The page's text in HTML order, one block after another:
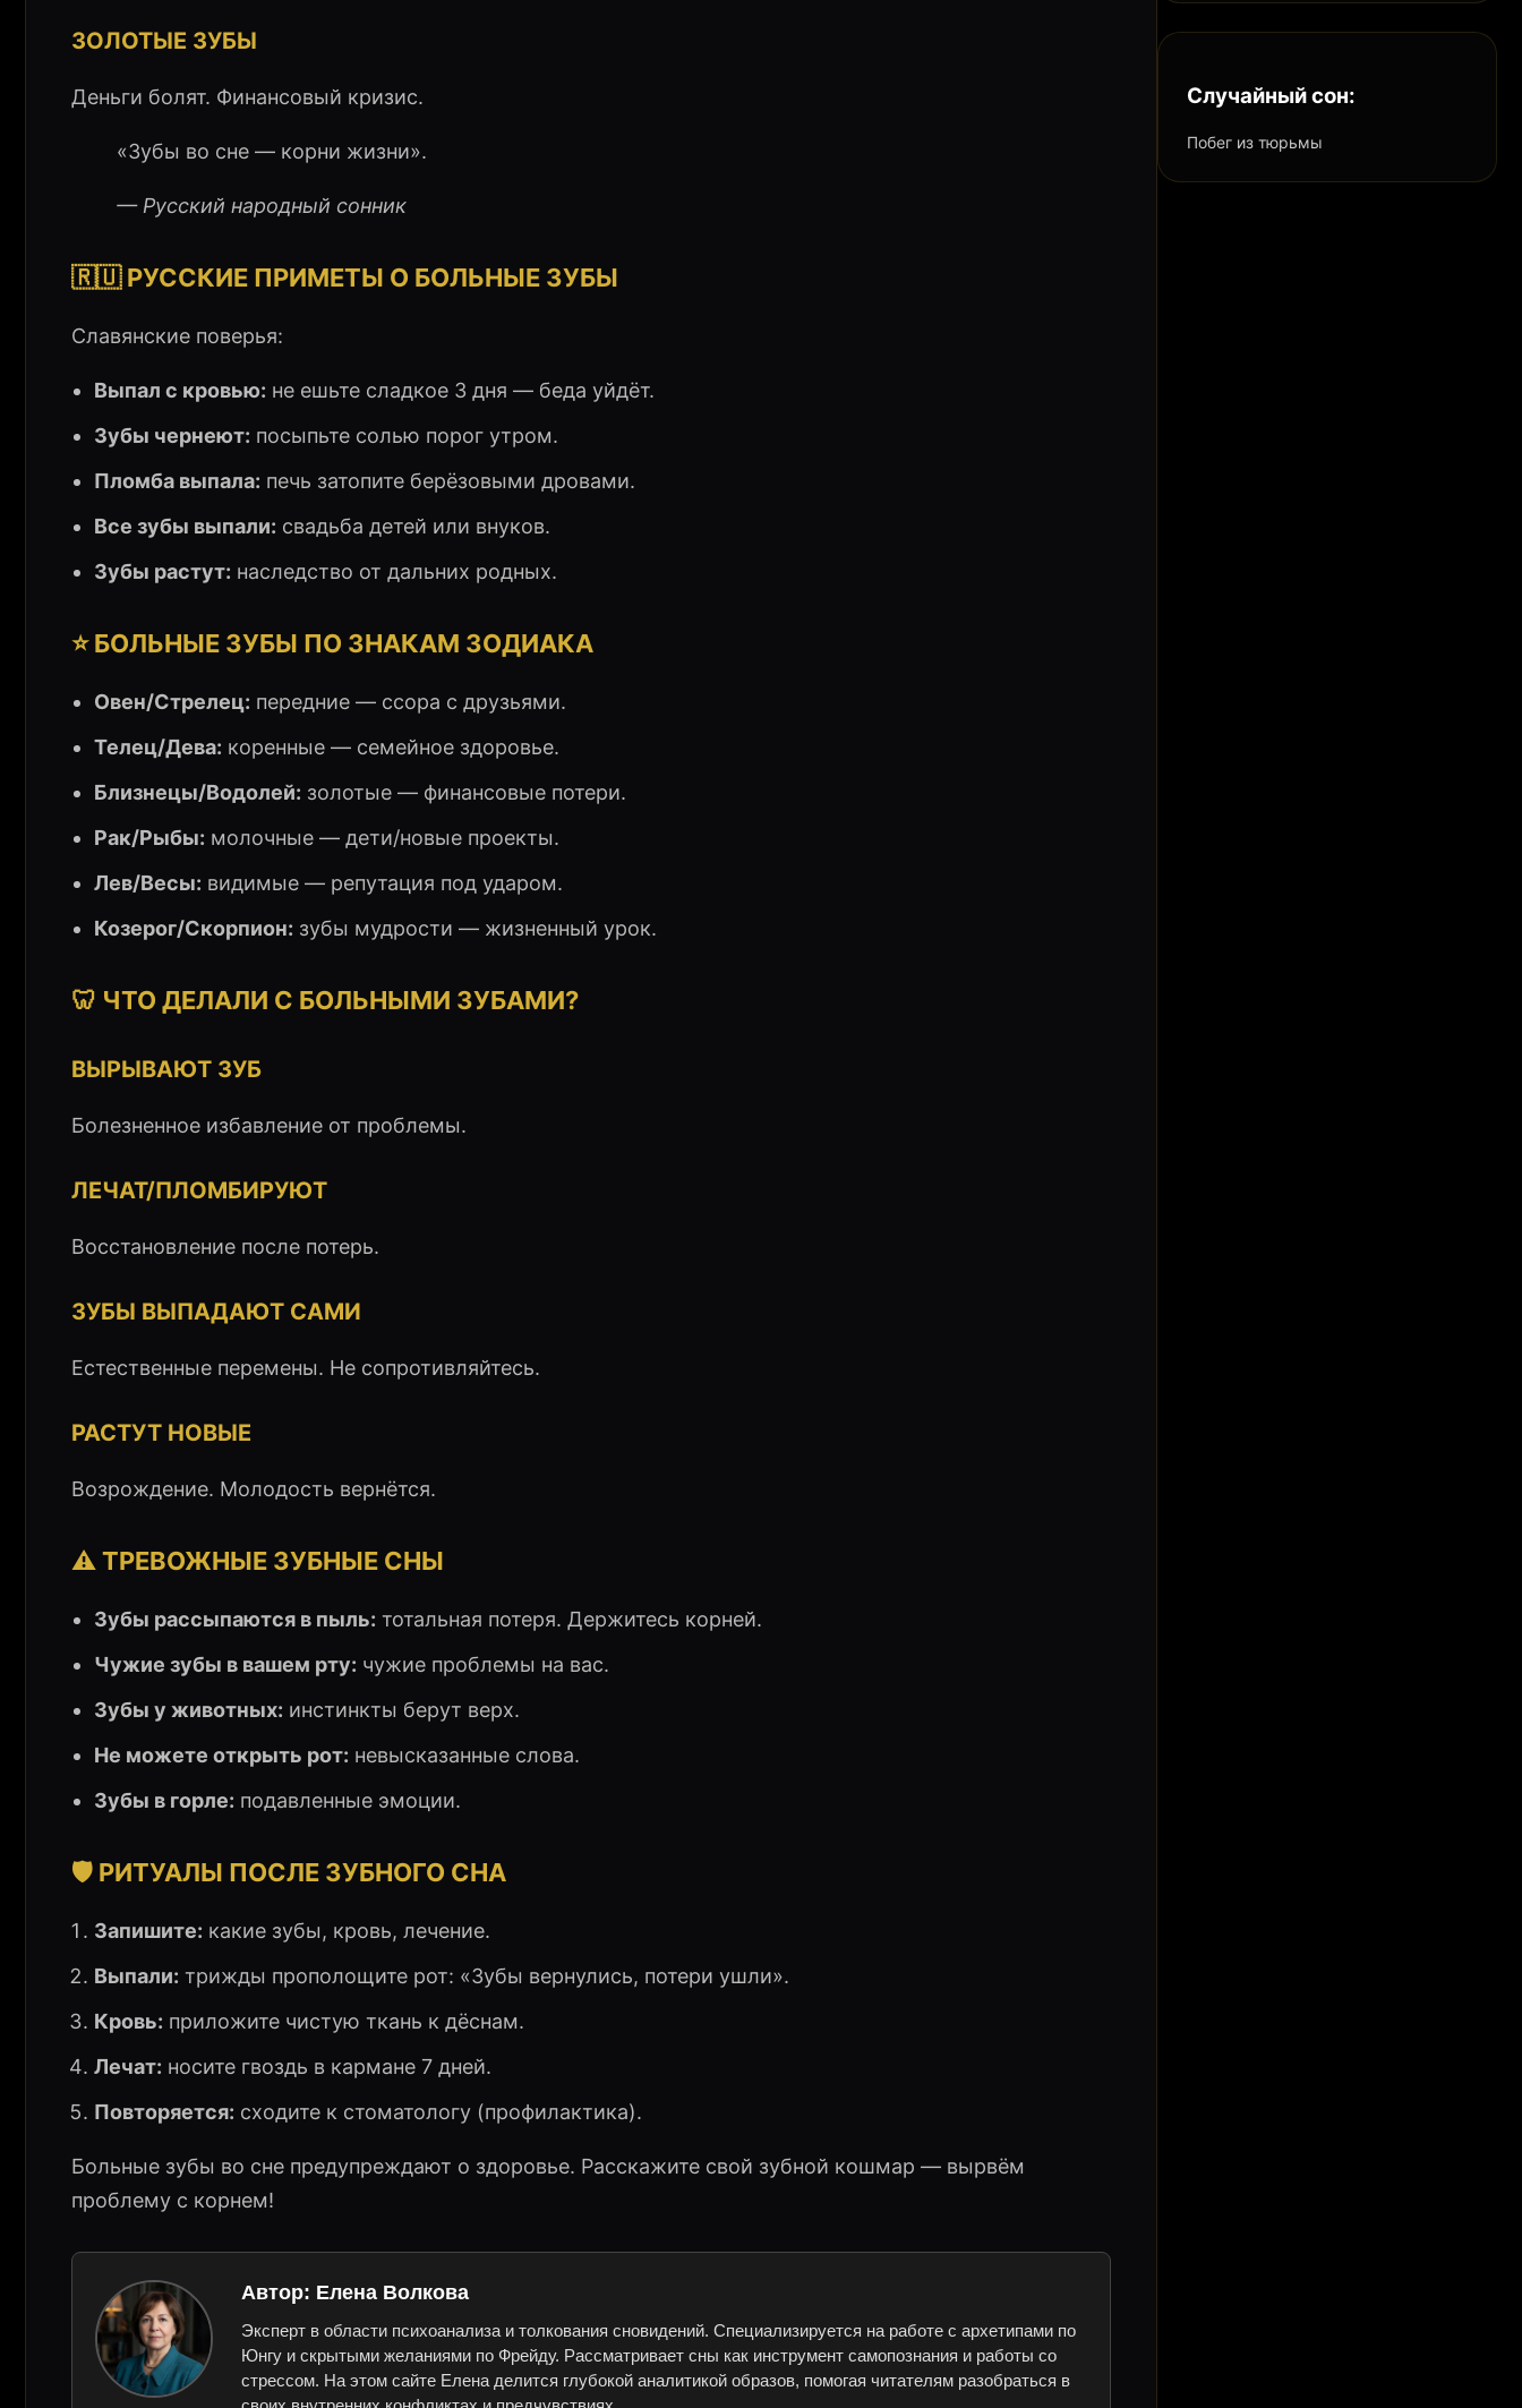
ЗОЛОТЫЕ ЗУБЫ
Деньги болят. Финансовый кризис.
«Зубы во сне — корни жизни».
— Русский народный сонник
🇷🇺 РУССКИЕ ПРИМЕТЫ О БОЛЬНЫЕ ЗУБЫ
Славянские поверья:
Выпал с кровью: не ешьте сладкое 3 дня — беда уйдёт.
Зубы чернеют: посыпьте солью порог утром.
Пломба выпала: печь затопите берёзовыми дровами.
Все зубы выпали: свадьба детей или внуков.
Зубы растут: наследство от дальних родных.
⭐ БОЛЬНЫЕ ЗУБЫ ПО ЗНАКАМ ЗОДИАКА
Овен/Стрелец: передние — ссора с друзьями.
Телец/Дева: коренные — семейное здоровье.
Близнецы/Водолей: золотые — финансовые потери.
Рак/Рыбы: молочные — дети/новые проекты.
Лев/Весы: видимые — репутация под ударом.
Козерог/Скорпион: зубы мудрости — жизненный урок.
🦷 ЧТО ДЕЛАЛИ С БОЛЬНЫМИ ЗУБАМИ?
ВЫРЫВАЮТ ЗУБ
Болезненное избавление от проблемы.
ЛЕЧАТ/ПЛОМБИРУЮТ
Восстановление после потерь.
ЗУБЫ ВЫПАДАЮТ САМИ
Естественные перемены. Не сопротивляйтесь.
РАСТУТ НОВЫЕ
Возрождение. Молодость вернётся.
⚠️ ТРЕВОЖНЫЕ ЗУБНЫЕ СНЫ
Зубы рассыпаются в пыль: тотальная потеря. Держитесь корней.
Чужие зубы в вашем рту: чужие проблемы на вас.
Зубы у животных: инстинкты берут верх.
Не можете открыть рот: невысказанные слова.
Зубы в горле: подавленные эмоции.
🛡️ РИТУАЛЫ ПОСЛЕ ЗУБНОГО СНА
Запишите: какие зубы, кровь, лечение.
Выпали: трижды прополощите рот: «Зубы вернулись, потери ушли».
Кровь: приложите чистую ткань к дёснам.
Лечат: носите гвоздь в кармане 7 дней.
Повторяется: сходите к стоматологу (профилактика).
Больные зубы во сне предупреждают о здоровье. Расскажите свой зубной кошмар — вырвём
проблему с корнем!
Автор: Елена Волкова
Эксперт в области психоанализа и толкования сновидений. Специализируется на работе с архетипами по
Юнгу и скрытыми желаниями по Фрейду. Рассматривает сны как инструмент самопознания и работы со
стрессом. На этом сайте Елена делится глубокой аналитикой образов, помогая читателям разобраться в
Случайный сон:
Побег из тюрьмы